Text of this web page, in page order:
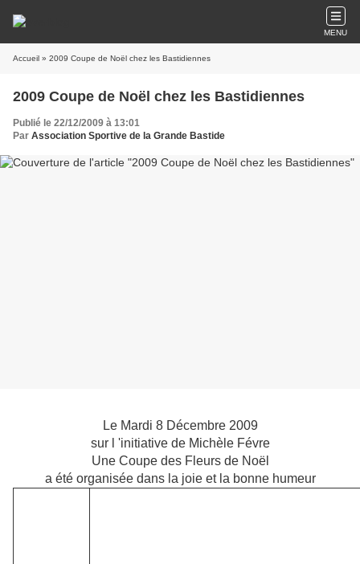
MENU
Accueil » 2009 Coupe de Noël chez les Bastidiennes
2009 Coupe de Noël chez les Bastidiennes
Publié le 22/12/2009 à 13:01
Par Association Sportive de la Grande Bastide
Le Mardi 8 Décembre 2009
sur l 'initiative de Michèle Févre
Une Coupe des Fleurs de Noël
a été organisée dans la joie et la bonne humeur